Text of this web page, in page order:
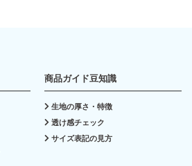
商品ガイド豆知識
生地の厚さ・特徴
透け感チェック
サイズ表記の見方